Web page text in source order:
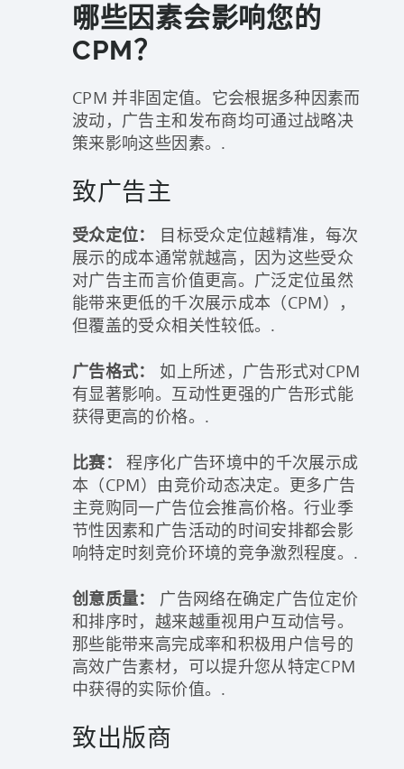
哪些因素会影响您的
CPM？
CPM 并非固定值。它会根据多种因素而
波动，广告主和发布商均可通过战略决
策来影响这些因素。.
致广告主
受众定位：
目标受众定位越精准，每次
展示的成本通常就越高，因为这些受众
对广告主而言价值更高。广泛定位虽然
能带来更低的千次展示成本（CPM），
但覆盖的受众相关性较低。.
广告格式：
如上所述，广告形式对CPM
有显著影响。互动性更强的广告形式能
获得更高的价格。.
比赛：
程序化广告环境中的千次展示成
本（CPM）由竞价动态决定。更多广告
主竞购同一广告位会推高价格。行业季
节性因素和广告活动的时间安排都会影
响特定时刻竞价环境的竞争激烈程度。.
创意质量：
广告网络在确定广告位定价
和排序时，越来越重视用户互动信号。
那些能带来高完成率和积极用户信号的
高效广告素材，可以提升您从特定CPM
中获得的实际价值。.
致出版商